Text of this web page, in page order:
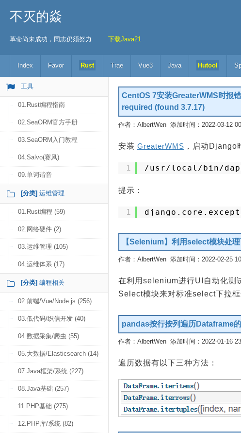
不灭的焱
革命尚未成功，同志仍须努力 下载Java21
Index Favor Rust Trae Vue3 Java Hutool
工具
01.Rust编程指南
02.SeaORM官方手册
03.SeaORM入门教程
04.Salvo(赛风)
09.单词谐音
[分类] 运维管理
01.Rust编程 (59)
02.网络硬件 (2)
03.运维管理 (105)
04.运维体系 (17)
[分类] 编程相关
02.前端/Vue/Node.js (256)
03.低代码/织信开发 (40)
04.数据采集/爬虫 (55)
05.大数据/Elasticsearch (14)
07.Java框架/系统 (227)
08.Java基础 (257)
11.PHP基础 (275)
12.PHP库/系统 (82)
CentOS 7安装GreaterWMS时
required (found 3.7.17)
作者：AlbertWen 添加时间：2022-03-12
安装 GreaterWMS ，启动Django
1 /usr/local/bin/
提示：
1
【Selenium】利用select模块处
作者：AlbertWen 添加时间：2022-02-25
在利用selenium进行UI自动化测
Select模块来对标准select下拉框
pandas按行按列遍历Dataframe
作者：AlbertWen 添加时间：2022-01-16
遍历数据有以下三种方法：